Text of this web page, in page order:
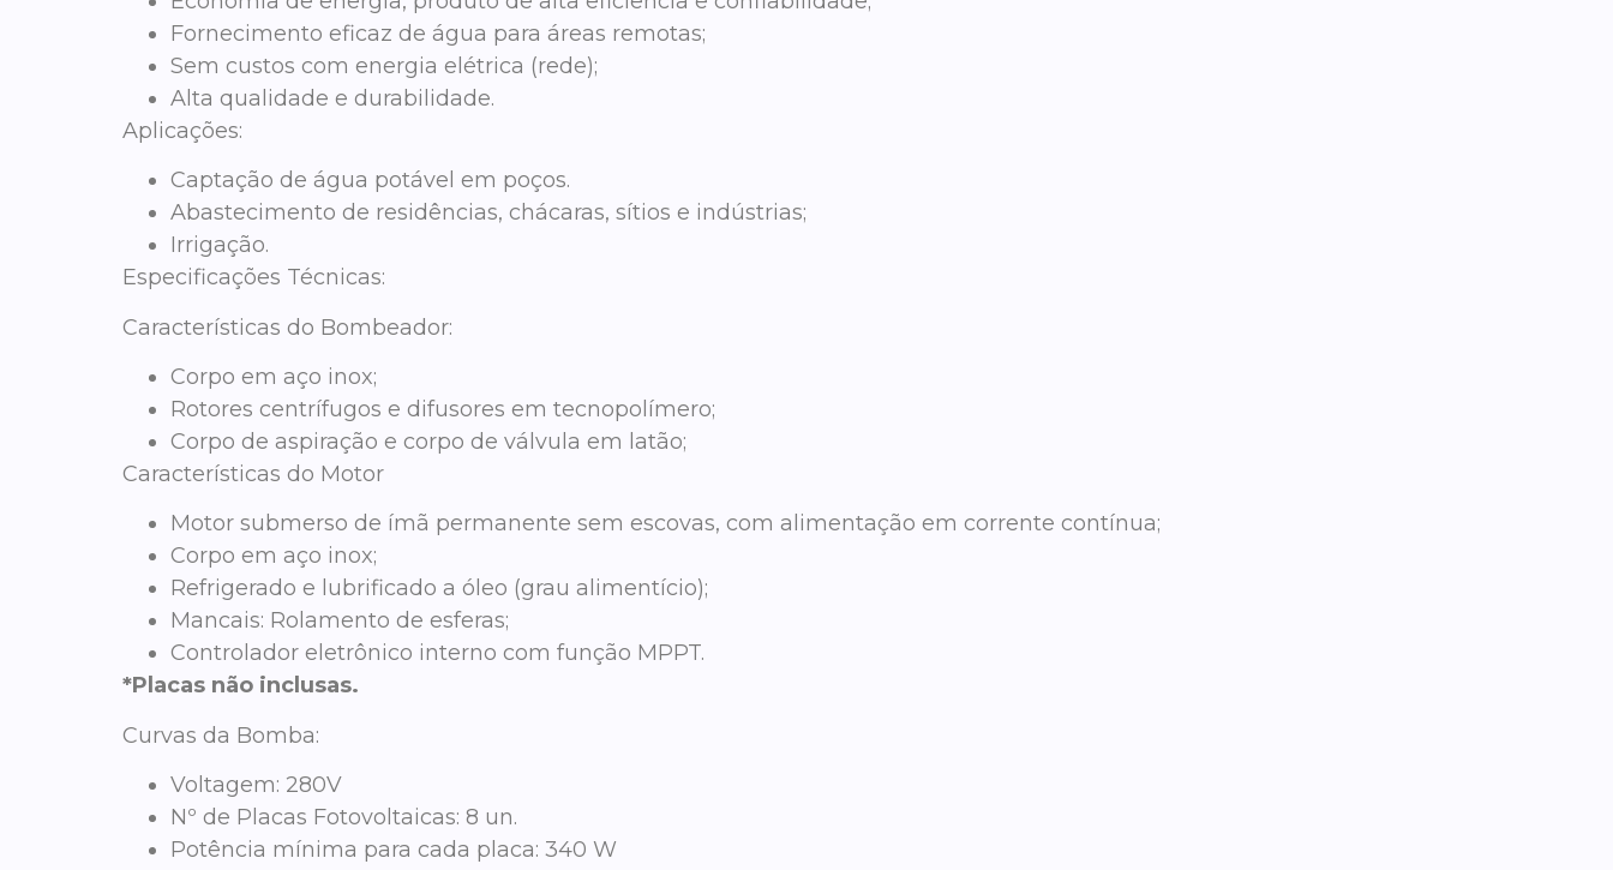
Fornecimento eficaz de água para áreas remotas;
Sem custos com energia elétrica (rede);
Alta qualidade e durabilidade.
Aplicações:
Captação de água potável em poços.
Abastecimento de residências, chácaras, sítios e indústrias;
Irrigação.
Especificações Técnicas:
Características do Bombeador:
Corpo em aço inox;
Rotores centrífugos e difusores em tecnopolímero;
Corpo de aspiração e corpo de válvula em latão;
Características do Motor
Motor submerso de ímã permanente sem escovas, com alimentação em corrente contínua;
Corpo em aço inox;
Refrigerado e lubrificado a óleo (grau alimentício);
Mancais: Rolamento de esferas;
Controlador eletrônico interno com função MPPT.
*Placas não inclusas.
Curvas da Bomba:
Voltagem: 280V
Nº de Placas Fotovoltaicas: 8 un.
Potência mínima para cada placa: 340 W